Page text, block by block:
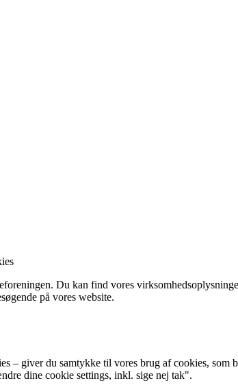
Du kan find vores
på vores website.
– giver du samtykke til vores brug af cookies,
dine cookie settings, inkl. sige nej tak".